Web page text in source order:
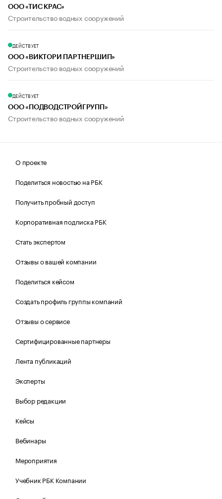
ООО «ТИС КРАС»
Строительство водных сооружений
ДЕЙСТВУЕТ
ООО «ВИКТОРИ ПАРТНЕРШИП»
Строительство водных сооружений
ДЕЙСТВУЕТ
ООО «ПОДВОДСТРОЙГРУПП»
Строительство водных сооружений
О проекте
Поделиться новостью на РБК
Получить пробный доступ
Корпоративная подписка РБК
Стать экспертом
Отзывы о вашей компании
Поделиться кейсом
Создать профиль группы компаний
Отзывы о сервисе
Сертифицированные партнеры
Лента публикаций
Эксперты
Выбор редакции
Кейсы
Вебинары
Мероприятия
Учебник РБК Компании